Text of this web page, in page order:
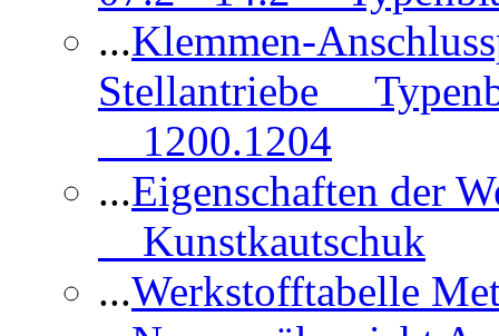
...Klemmen-
Stellantriebe
1200.1204
...Eigenschaften der
Kunstkautschuk
...Werkstofftabelle